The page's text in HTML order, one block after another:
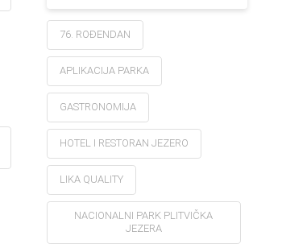
76. ROĐENDAN
APLIKACIJA PARKA
GASTRONOMIJA
HOTEL I RESTORAN JEZERO
LIKA QUALITY
NACIONALNI PARK PLITVIČKA
JEZERA